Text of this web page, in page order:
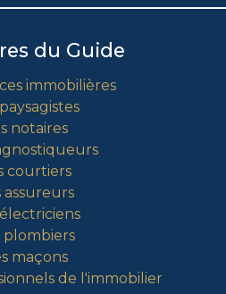
du Guide
immobilières
notaires
courtiers
assureurs
électriciens
plombiers
maçons
de l'immobilier